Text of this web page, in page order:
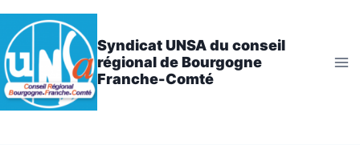
Aller
au
contenu
Syndicat UNSA du conseil
régional de Bourgogne
Franche-Comté